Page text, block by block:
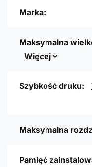
Marka:
Maksymalna
Więcej
Szybkość druku:
Maksymalna
Pamięć